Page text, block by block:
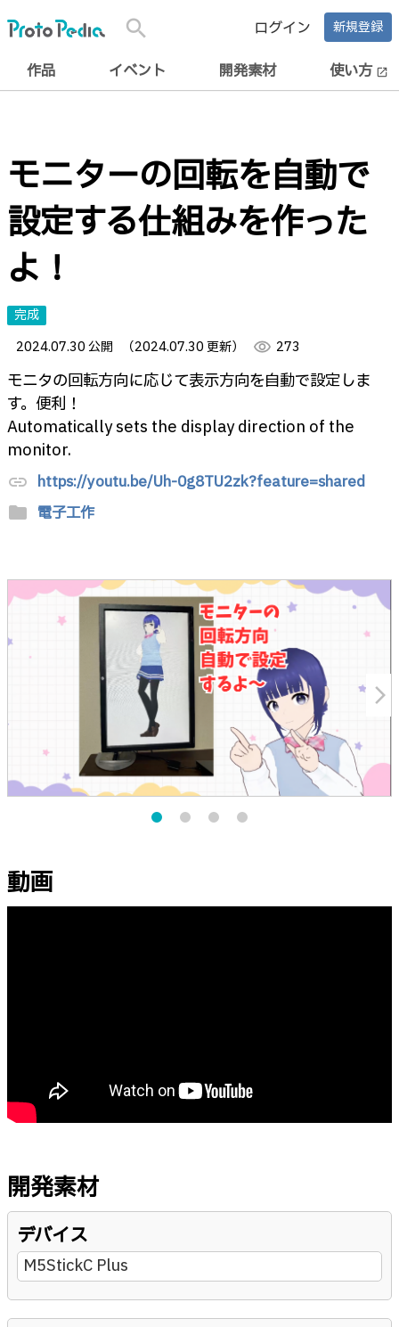
search ログイン 新規登録
作品 イベント 開発素材 使い方 open_in_new
モニターの回転を自動で
設定する仕組みを作った
よ！
完成
2024.07.30 公開
（2024.07.30 更新） visibility 273
モニタの回転方向に応じて表示方向を自動で設定しま
す。便利！
Automatically sets the display direction of the
monitor.
link https://youtu.be/Uh-0g8TU2zk?feature=shared
folder 電子工作
arrow_forward_ios
動画
開発素材
デバイス
M5StickC Plus